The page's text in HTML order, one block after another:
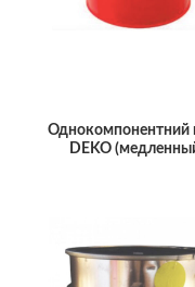
Однокомпонентний
DEKO